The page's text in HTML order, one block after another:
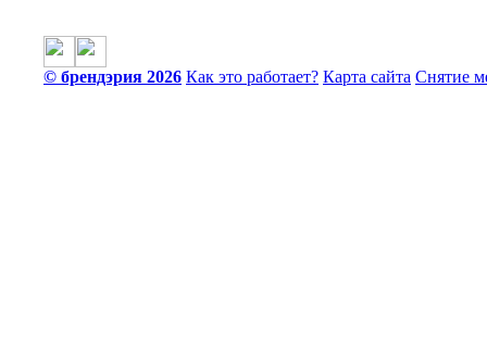
© брендэрия 2026 Как это работает? Карта сайта Снятие